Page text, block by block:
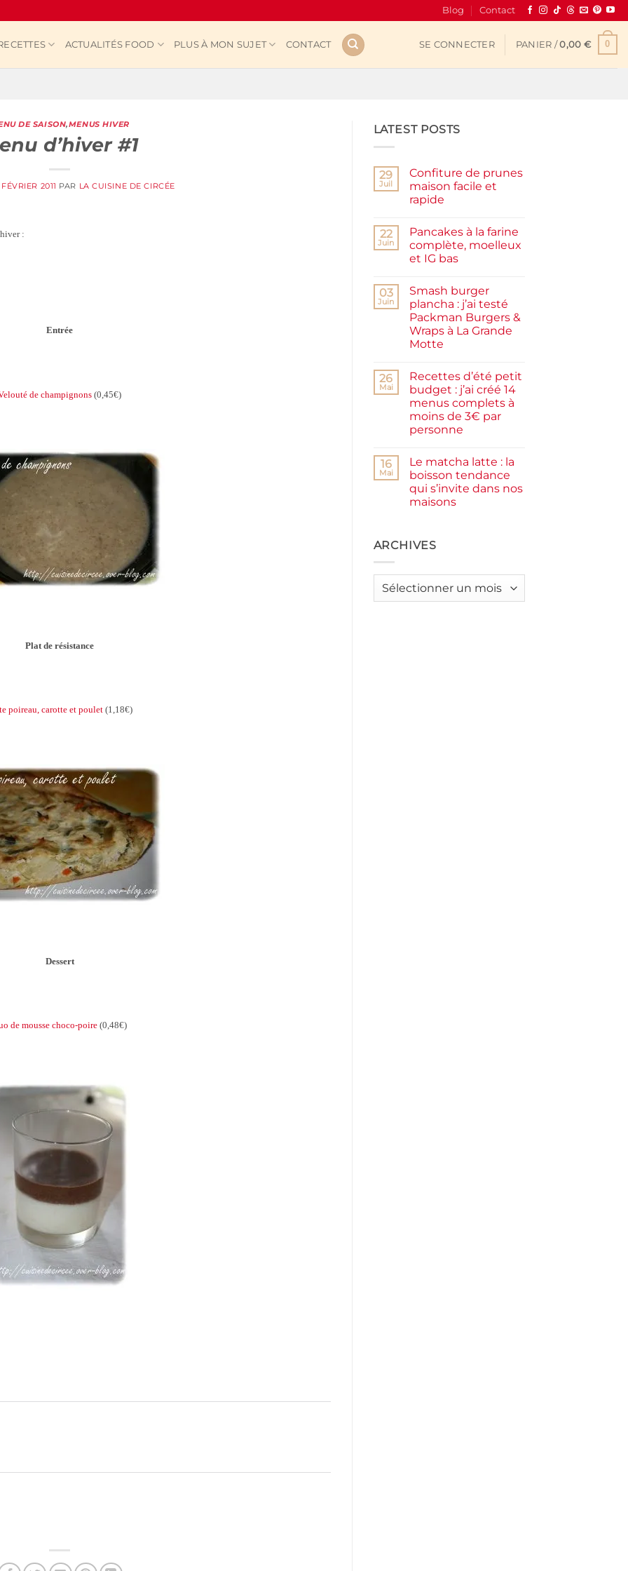
Blog Contact
ACTUALITÉS FOOD PLUS À MON SUJET CONTACT SE CONNECTER PANIER /0,00 € 0
DE SAISON,MENUS HIVER
d’hiver #1
2011 PAR LA CUISINE DE CIRCÉE
:
Entrée
de champignons (0,45€)
Plat de résistance
poireau, carotte et poulet(1,18€)
Dessert
de mousse choco-poire (0,48€)
LATEST POSTS
29
Juil
Confiture de prunes
maison facile et
rapide
sur
Confiture
de
prunes
et
rapide
22
Juin
Pancakes à la farine
complète, moelleux
et IG bas
sur
Pancakes
à
la
farine
complète,
moelleux
bas
03
Juin
Smash burger
plancha : j’ai testé
Packman Burgers &
Wraps à La Grande
Motte
sur
Smash
burger
plancha :
j’ai
testé
Packman
à
La
Grande
Motte
26
Mai
Recettes d’été petit
budget : j’ai créé 14
menus complets à
moins de 3€ par
personne
sur
Recettes
d’été
petit
budget
menus
complets
3€
16
Mai
Le matcha latte : la
boisson tendance
qui s’invite dans nos
maisons
Le
matcha
boisson
ARCHIVES
Archives